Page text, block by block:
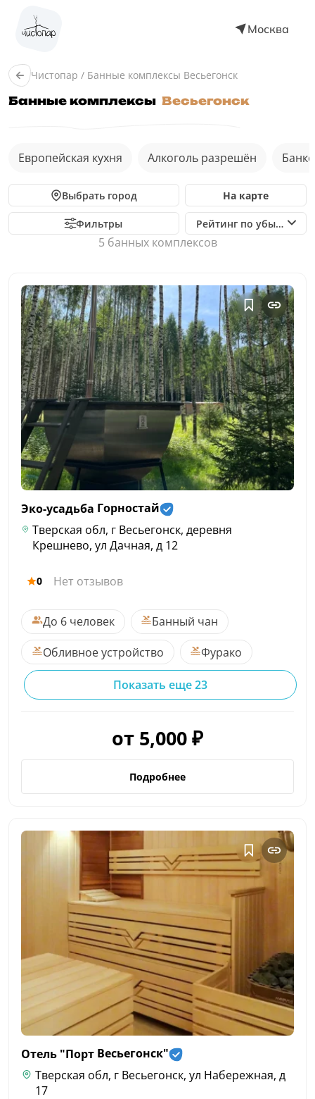
Москва
Чистопар / Банные комплексы Весьегонск
Банные комплексы Весьегонск
Европейская кухня Алкоголь разрешён
5 банныx комплексов
Выбрать город На карте
Фильтры Рейтинг по убыванию
Эко-усадьба Горностай
Тверская обл, г Весьегонск, деревня
Крешнево, ул Дачная, д 12
0 Нет отзывов
До 6 человек
Банный чан
Обливное устройство
Фурако
Показать еще 23
от 5,000 ₽
Подробнее
Отель "Порт Весьегонск"
Тверская обл, г Весьегонск, ул Набережная, д
17